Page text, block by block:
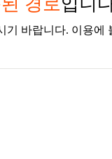
기 바랍니다. 이용에